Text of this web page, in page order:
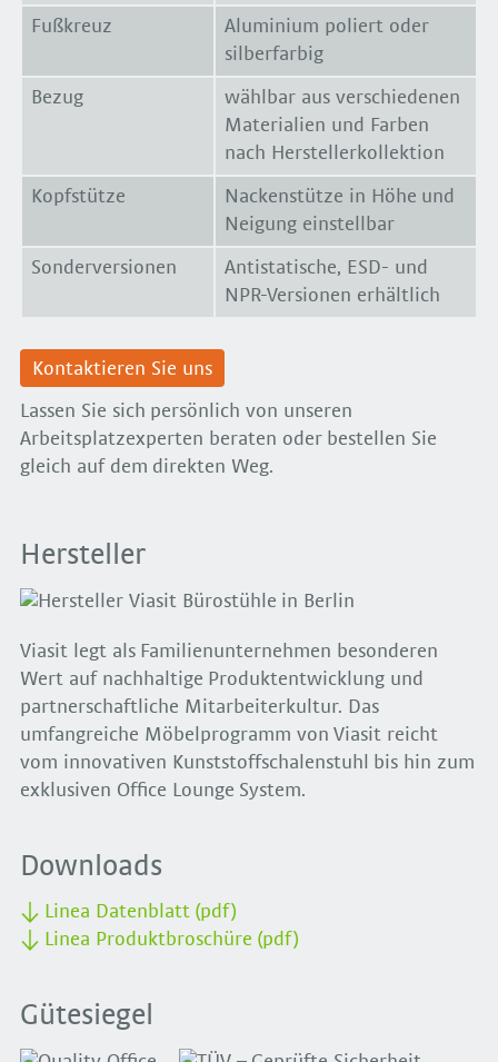
Fußkreuz
Aluminium poliert oder
silberfarbig
Bezug
wählbar aus verschiedenen
Materialien und Farben
nach Herstellerkollektion
Kopfstütze
Nackenstütze in Höhe und
Neigung einstellbar
Sonderversionen
Antistatische, ESD- und
NPR-Versionen erhältlich
Kontaktieren Sie uns
Lassen Sie sich persönlich von unseren
Arbeitsplatzexperten beraten oder bestellen Sie
gleich auf dem direkten Weg.
Hersteller
Viasit legt als Familienunternehmen besonderen
Wert auf nachhaltige Produktentwicklung und
partnerschaftliche Mitarbeiterkultur. Das
umfangreiche Möbelprogramm von Viasit reicht
vom innovativen Kunststoffschalenstuhl bis hin zum
exklusiven Office Lounge System.
Downloads
Linea Datenblatt (pdf)
Linea Produktbroschüre (pdf)
Gütesiegel